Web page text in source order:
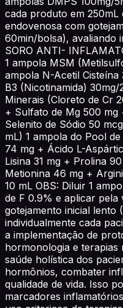
cada produto em
endovenosa com
60min/bolsa), avaliando
SORO ANTI-
1 ampola MSM
ampola N-Acetil Cisteína
B3 (Nicotinamida)
Minerais (Cloreto de Cr
+ Sulfato de Mg 500 mg
Selenito de Sódio 50
mL) 1 ampola do Pool
74 mg + Ácido L-
Lisina 31 mg + Prolina
Metionina 46 mg +
10 mL OBS: Diluir 1
de F 0.9% e aplicar pela
gotejamento inicial lento
individualmente cada
a implementação de
hormonologia e
saúde holística dos
hormônios, combater
qualidade de vida. Isso
marcadores